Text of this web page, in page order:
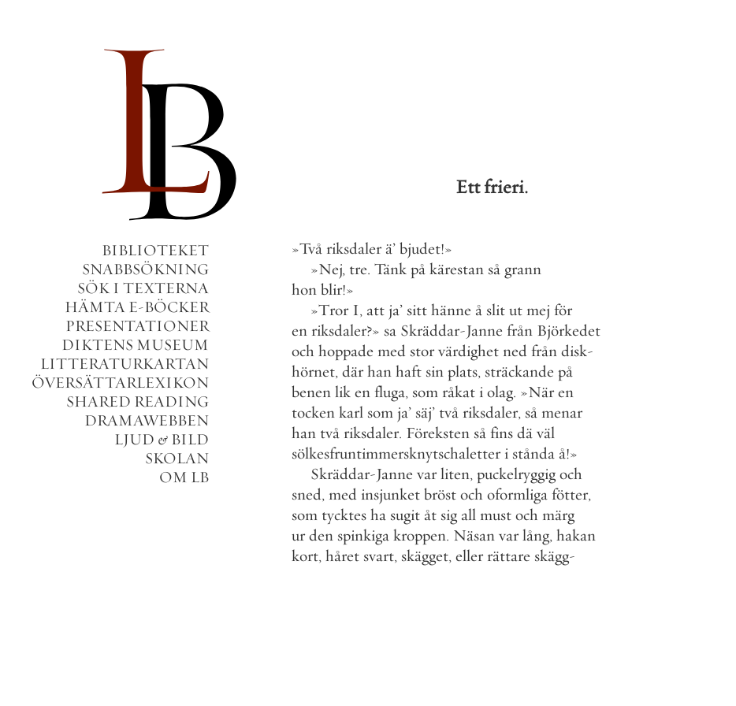
BIBLIOTEKET
SNABBSÖKNING
SÖK I TEXTERNA
HÄMTA E-BÖCKER
PRESENTATIONER
DIKTENS MUSEUM
LITTERATURKARTAN
ÖVERSÄTTARLEXIKON
SHARED READING
DRAMAWEBBEN
LJUD & BILD
SKOLAN
OM LB
Ettfrieri.
»Två riksdaler ä’ bjudet!»
»Nej, tre. Tänk på kärestan så grann
hon blir!»
»Tror I, att ja’ sitt hänne å slit ut mej för
en riksdaler?» sa Skräddar-Janne från Björkedet
och hoppade med stor värdighet ned från disk-
hörnet, där han haft sin plats, sträckande på
benen lik en fluga, som råkat i olag. »När en
tocken karl som ja’ säj’ två riksdaler, så menar
han två riksdaler. Föreksten så fins dä väl
sölkesfruntimmersknytschaletter i stånda å!»
Skräddar-Janne var liten, puckelryggig och
sned, med insjunket bröst och oformliga fötter,
som tycktes ha sugit åt sig all must och märg
ur den spinkiga kroppen. Näsan var lång, hakan
kort, håret svart, skägget, eller rättare skägg-